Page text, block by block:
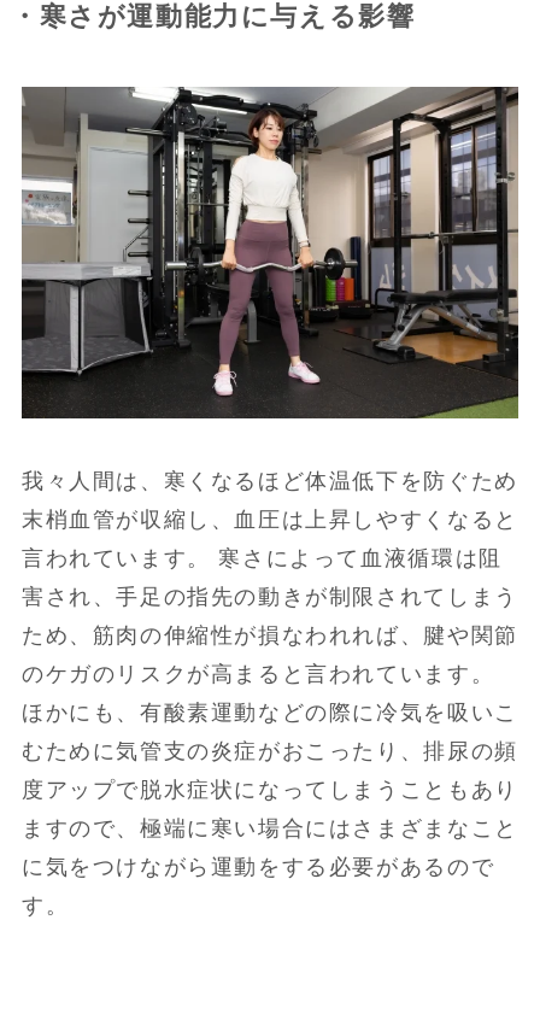
・寒さが運動能力に与える影響
我々人間は、寒くなるほど体温低下を防ぐため
末梢血管が収縮し、血圧は上昇しやすくなると
言われています。 寒さによって血液循環は阻
害され、手足の指先の動きが制限されてしまう
ため、筋肉の伸縮性が損なわれれば、腱や関節
のケガのリスクが高まると言われています。
ほかにも、有酸素運動などの際に冷気を吸いこ
むために気管支の炎症がおこったり、排尿の頻
度アップで脱水症状になってしまうこともあり
ますので、極端に寒い場合にはさまざまなこと
に気をつけながら運動をする必要があるので
す。